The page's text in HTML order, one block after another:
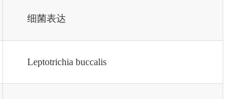
细菌表达
Leptotrichia buccalis